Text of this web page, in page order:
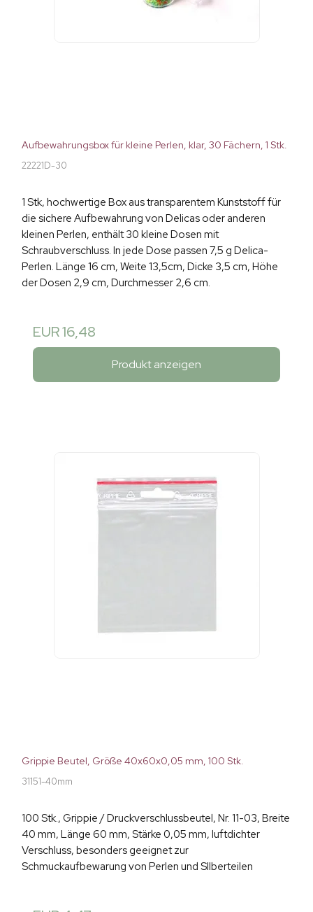
Aufbewahrungsbox für kleine Perlen, klar, 30 Fächern, 1 Stk.
22221D-30
1 Stk, hochwertige Box aus transparentem Kunststoff für
die sichere Aufbewahrung von Delicas oder anderen
kleinen Perlen, enthält 30 kleine Dosen mit
Schraubverschluss. In jede Dose passen 7,5 g Delica-
Perlen. Länge 16 cm, Weite 13,5cm, Dicke 3,5 cm, Höhe
der Dosen 2,9 cm, Durchmesser 2,6 cm.
EUR 16,48
Produkt anzeigen
Grippie Beutel, Größe 40x60x0,05 mm, 100 Stk.
31151-40mm
100 Stk., Grippie / Druckverschlussbeutel, Nr. 11-03, Breite
40 mm, Länge 60 mm, Stärke 0,05 mm, luftdichter
Verschluss, besonders geeignet zur
Schmuckaufbewarung von Perlen und SIlberteilen